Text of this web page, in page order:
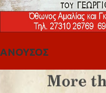
ΑΝΟΥΣΟΣ